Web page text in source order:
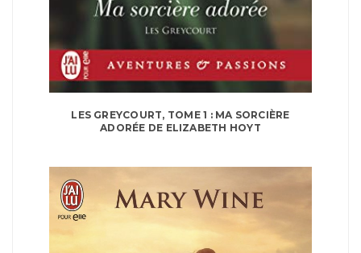
LES GREYCOURT, TOME 1 : MA SORCIÈRE
ADORÉE DE ELIZABETH HOYT